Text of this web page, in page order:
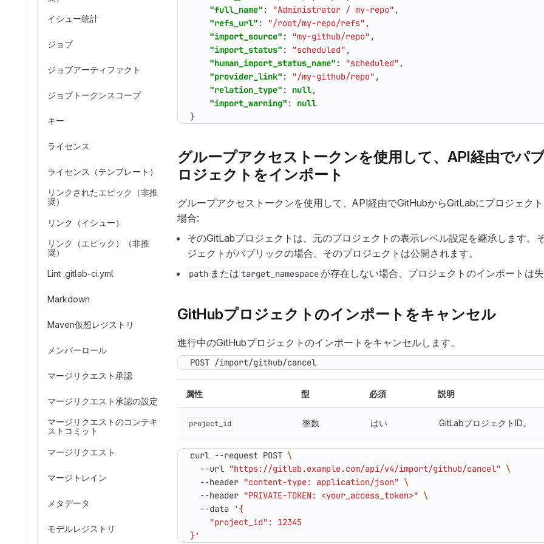
イシュー統計
ジョブ
ジョブアーティファクト
ジョブトークンスコープ
キー
ライセンス
ライセンス（テンプレート）
リンクされたエピック（非推
奨）
リンク（イシュー）
リンク（エピック）（非推
奨）
Lint .gitlab-ci.yml
Markdown
Maven仮想レジストリ
メンバーロール
マージリクエスト承認
マージリクエスト承認の設定
マージリクエストのコンテキ
ストコミット
マージリクエスト
マージトレイン
メタデータ
モデルレジストリ
"full_name" : "Administrator / my-repo" ,
"refs_url" : "/root/my-repo/refs" ,
"import_source" : "my-github/repo" ,
"import_status" : "scheduled" ,
"human_import_status_name" : "scheduled" ,
"provider_link" : "/my-github/repo" ,
"relation_type" : null,
"import_warning" :
null
}
グループアクセストークンを使用して、API経由でパ
ロジェクトをインポート
グループアクセストークンを使用して、API経由でGitHubからGitLabにプロジェク
場合:
そのGitLabプロジェクトは、元のプロジェクトの表示レベル設定を継承します。
ジェクトがパブリックの場合、そのプロジェクトは公開されます。
path または target_namespace が存在しない場合、プロジェクトのインポートは失
GitHubプロジェクトのインポートをキャンセル
進行中のGitHubプロジェクトのインポートをキャンセルします。
POST /import/github/cancel
属性 型 必須 説明
project_id 整数 はい GitLabプロジェクトID。
curl --request POST
  --url
"https://gitlab.example.com/api/v4/import/github/cancel"
  --header
"content-type: application/json"
  --header
"PRIVATE-TOKEN: <your_access_token>"
  --data
}'